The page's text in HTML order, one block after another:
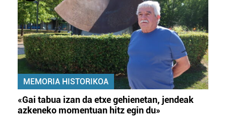
MEMORIA HISTORIKOA
«Gai tabua izan da etxe gehienetan, jendeak
azkeneko momentuan hitz egin du»